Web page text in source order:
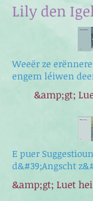
Lily den
Weeër ze
engem léiwen
&amp;gt;
E puer
d&#39;Angscht
&amp;gt; Luet